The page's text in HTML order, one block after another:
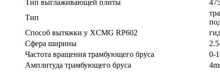
Тип выглаживающей плиты
Тип
Способ вытяжки у XCMG RP602
Сфера ширины
Частота вращения трамбующего бруса
0-
Амплитуда трамбующего бруса